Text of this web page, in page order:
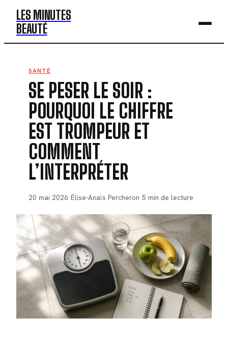
LES MINUTES
BEAUTÉ
BEAUTÉ
MODE
SANTÉ
BIEN-ÊTRE
DÉV. PERSO
SANTÉ
SE PESER LE SOIR :
POURQUOI LE CHIFFRE
EST TROMPEUR ET
COMMENT
L’INTERPRÉTER
20 mai 2026·Élise-Anaïs Percheron·5 min de lecture